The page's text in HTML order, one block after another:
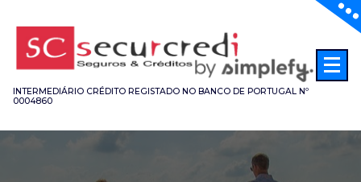
para
conteúdo
INTERMEDIÁRIO CRÉDITO REGISTADO NO BANCO DE PORTUGAL Nº
0004860